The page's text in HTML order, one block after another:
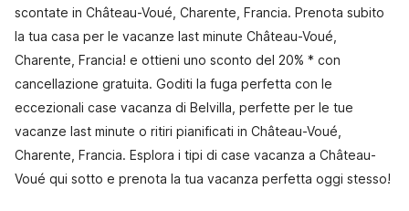
scontate in Château-Voué, Charente, Francia. Prenota subito
la tua casa per le vacanze last minute Château-Voué,
Charente, Francia! e ottieni uno sconto del 20% * con
cancellazione gratuita. Goditi la fuga perfetta con le
eccezionali case vacanza di Belvilla, perfette per le tue
vacanze last minute o ritiri pianificati in Château-Voué,
Charente, Francia. Esplora i tipi di case vacanza a Château-
Voué qui sotto e prenota la tua vacanza perfetta oggi stesso!